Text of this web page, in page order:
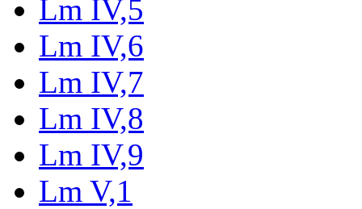
Lm IV,5
Lm IV,6
Lm IV,7
Lm IV,8
Lm IV,9
Lm V,1